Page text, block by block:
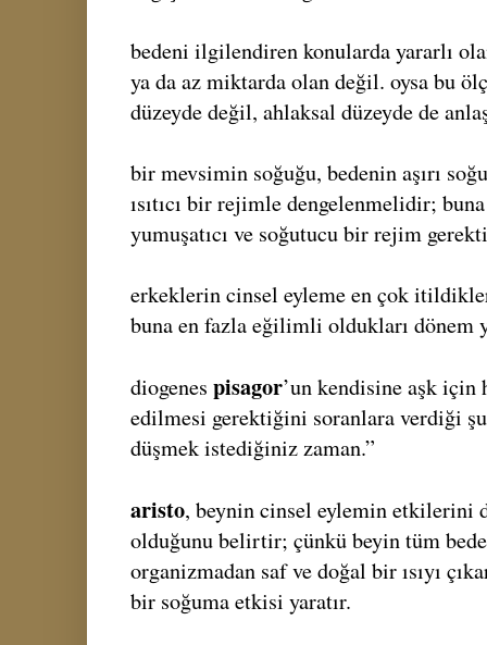
bedeni ilgilendiren konularda yararlı
ya da az miktarda olan değil. oysa bu
düzeyde değil, ahlaksal düzeyde de
bir mevsimin soğuğu, bedenin aşırı
ısıtıcı bir rejimle dengelenmelidir; buna
yumuşatıcı ve soğutucu bir rejim
erkeklerin cinsel eyleme en çok
buna en fazla eğilimli oldukları dönem
diogenes pisagor’un kendisine aşk için
edilmesi gerektiğini soranlara verdiği şu
düşmek istediğiniz zaman.”
aristo, beynin cinsel eylemin etkilerini
olduğunu belirtir; çünkü beyin tüm
organizmadan saf ve doğal bir ısıyı
bir soğuma etkisi yaratır.